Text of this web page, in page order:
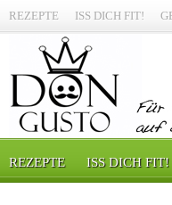
REZEPTE ISS DICH FIT!
REZEPTE ISS DICH FIT!